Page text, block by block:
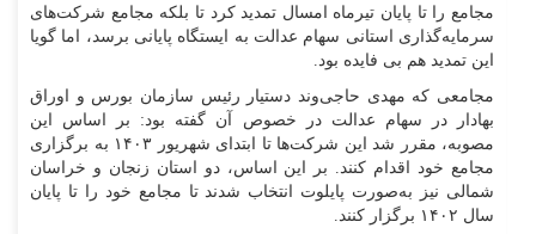
مجامع را تا پایان تیرماه امسال تمدید کرد تا بلکه مجامع شرکت‌های
سرمایه‌گذاری استانی سهام عدالت به ایستگاه پایانی برسد، اما گویا
این تمدید هم بی فایده بود.
مجامعی که مهدی حاجی‌وند دستیار رئیس سازمان بورس و اوراق
بهادار در سهام عدالت در خصوص آن گفته بود: بر اساس این
مصوبه، مقرر شد این شرکت‌ها تا ابتدای شهریور ۱۴۰۳ به برگزاری
مجامع خود اقدام کنند. بر این اساس، دو استان زنجان و خراسان
شمالی نیز به‌صورت پایلوت انتخاب شدند تا مجامع خود را تا پایان
سال ۱۴۰۲ برگزار کنند.